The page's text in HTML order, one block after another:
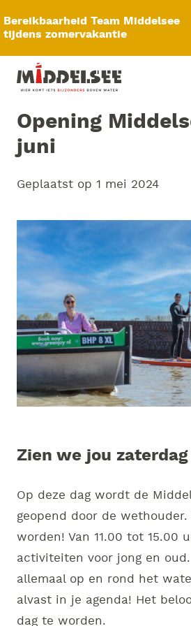
Bereikbaarheid Team Middelsee
tijdens zomervakantie
Opening
juni
Geplaatst op 1 mei 2024
Zien we jou
Op deze dag wordt de
geopend door de wethouder.
worden! Van 11.00 tot 15.00
activiteiten voor jong en
allemaal op en rond het
alvast in je agenda! Het
dag te worden.